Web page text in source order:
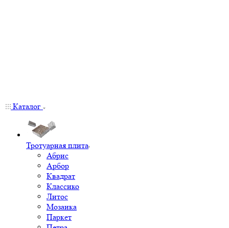
Каталог
Тротуарная плита
Абрис
Арбор
Квадрат
Классико
Литос
Мозаика
Паркет